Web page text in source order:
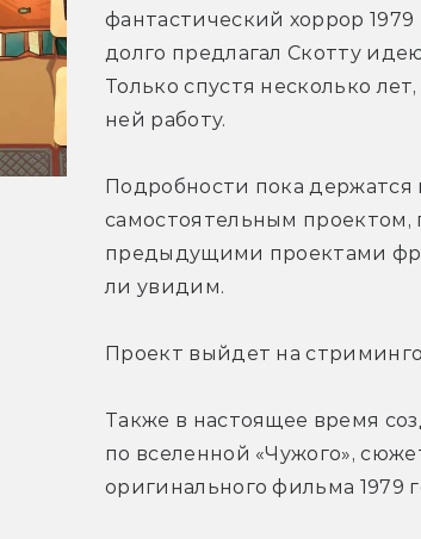
фантастический хоррор
долго предлагал Скотту
Только спустя несколько
ней работу.
Подробности пока держатся
самостоятельным проектом,
предыдущими проектами
ли увидим.
Проект выйдет на
Также в настоящее время
по вселенной «Чужого»,
оригинального фильма 1979